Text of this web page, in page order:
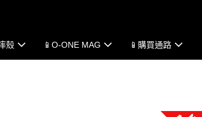
殼 📱O-ONE MAG 📱購買通路